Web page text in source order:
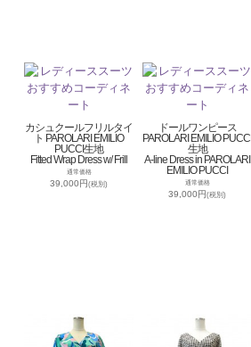
カシュクールフリルタイ
ト PAROLARI EMILIO
PUCCI生地
Fitted Wrap Dress w/ Frill
通常価格
39,000円(税別)
ドールワンピース
PAROLARI EMILIO PUCCI
生地
A-line Dress in PAROLARI
EMILIO PUCCI
通常価格
39,000円(税別)